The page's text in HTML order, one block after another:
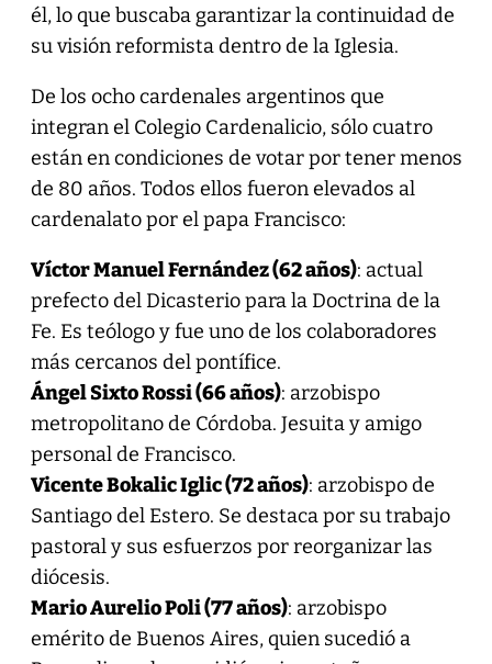
él, lo que buscaba garantizar la continuidad de
su visión reformista dentro de la Iglesia.
De los ocho cardenales argentinos que
integran el Colegio Cardenalicio, sólo cuatro
están en condiciones de votar por tener menos
de 80 años. Todos ellos fueron elevados al
cardenalato por el papa Francisco:
Víctor Manuel Fernández (62 años): actual
prefecto del Dicasterio para la Doctrina de la
Fe. Es teólogo y fue uno de los colaboradores
más cercanos del pontífice.
Ángel Sixto Rossi (66 años): arzobispo
metropolitano de Córdoba. Jesuita y amigo
personal de Francisco.
Vicente Bokalic Iglic (72 años): arzobispo de
Santiago del Estero. Se destaca por su trabajo
pastoral y sus esfuerzos por reorganizar las
diócesis.
Mario Aurelio Poli (77 años): arzobispo
emérito de Buenos Aires, quien sucedió a